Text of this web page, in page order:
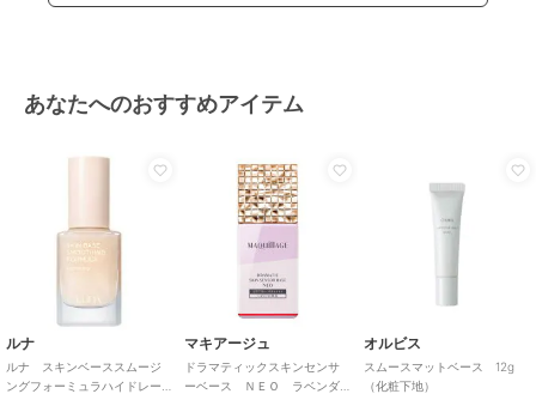
あなたへのおすすめアイテム
ルナ
ルナ スキンベーススムージ
ングフォーミュラハイドレー
マキアージュ
ドラマティックスキンセンサ
ーベース ＮＥＯ ラベンダ
オルビス
スムースマットベース 12g
（化粧下地）